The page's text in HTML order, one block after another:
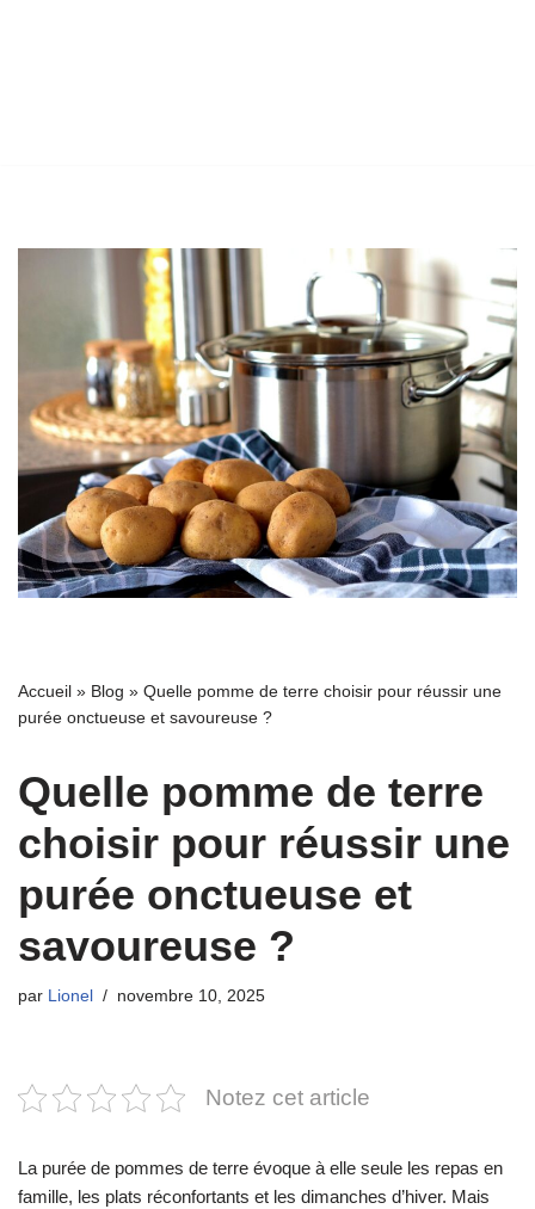
Accueil » Blog » Quelle pomme de terre choisir pour réussir une
purée onctueuse et savoureuse ?
Quelle pomme de terre
choisir pour réussir une
purée onctueuse et
savoureuse ?
par Lionel novembre 10, 2025
Notez cet article
La purée de pommes de terre évoque à elle seule les repas en
famille, les plats réconfortants et les dimanches d’hiver. Mais